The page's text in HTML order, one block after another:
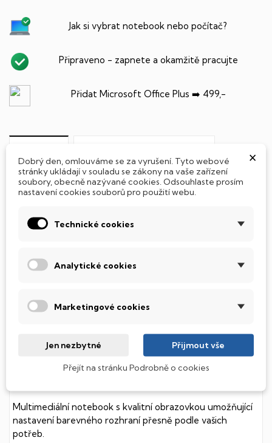
Jak si vybrat notebook nebo počítač?
Připraveno - zapnete a okamžitě pracujte
Přidat Microsoft Office Plus ➡️ 499,-
SSD Disk
diskem, který na rozdíl od starších magnetických HDD
(Hard Disk Drive) disků nedisponuje žádnými pohyblivými
k mechanickému poškození. Díky použití elektronické
soustavy je tento disk mnohem
a především nabízí
Podsvícená klávesnice
Integrovaný systém úsporných LED diod osvítí jednotlivé
klávesy tak, aby byly krásně čitelné i během temné noci,
stále však decentně, aby nikterak nedráždily Váš zrak.
Multimediální notebook s kvalitní obrazovkou umožňující
nastavení barevného rozhraní přesně podle vašich
potřeb.
×
Dobrý den, omlouváme se za vyrušení. Tyto webové
stránky ukládají v souladu se zákony na vaše zařízení
soubory, obecně nazývané cookies. Odsouhlaste prosím
nastavení cookies souborů pro použití webu.
Technické cookies
Analytické cookies
Marketingové cookies
Jen nezbytné Přijmout vše
Přejít na stránku Podrobně o cookies